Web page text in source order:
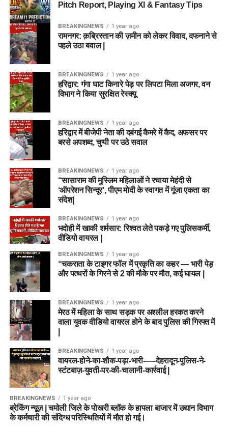
Pitch Report, Playing XI & Fantasy Tips
BREAKINGNEWS 1 year ago
रामनगर: क़ब्रिस्तान की ज़मीन को लेकर विवाद, दफनाने से
पहले उठा बवाल |
BREAKINGNEWS 1 year ago
हरिद्वार: गंगा घाट किनारे पेड़ पर लिपटा मिला अजगर, वन
विभाग ने किया सुरक्षित रेस्क्यू
BREAKINGNEWS 1 year ago
हरिद्वार में बीजेपी नेता की दबंगई कैमरे में कैद, अफसर पर
बरसे अपशब्द, चुप्पी पर उठे सवाल
BREAKINGNEWS 1 year ago
“सासाराम की मुस्लिम महिलाओं ने रचाया मेहंदी से
‘ऑपरेशन सिन्दूर’, पीएम मोदी के स्वागत में गूंजा एकता का
संदेश|
BREAKINGNEWS 1 year ago
भदोही में खाकी शर्मसार: रिश्वत लेते पकड़े गए पुलिसकर्मी,
वीडियो वायरल |
BREAKINGNEWS 1 year ago
“चकराता के टाइगर फॉल में प्रकृति का कहर — भारी पेड़
और पत्थरों के गिरने से 2 की मौके पर मौत, कई घायल |
BREAKINGNEWS 1 year ago
मेरठ में महिला के साथ सड़क पर अश्लील हरकत करने
वाला युवक वीडियो वायरल होने के बाद पुलिस की गिरफ्त में
BREAKINGNEWS 1 year ago
वायरल-होने-का-शौक-पड़ा-भारी-—-देहरादून-पुलिस-ने-
स्टंटबाज़-युवती-पर-की-चालानी-कार्रवाई |
BREAKINGNEWS 1 year ago
ब्रेकिंग न्यूज़ | चमोली जिले के पोखरी ब्लॉक के हापला बाजार में उद्यान विभाग
के कर्मचारी की संदिग्ध परिस्थितियों में मौत हो गई।